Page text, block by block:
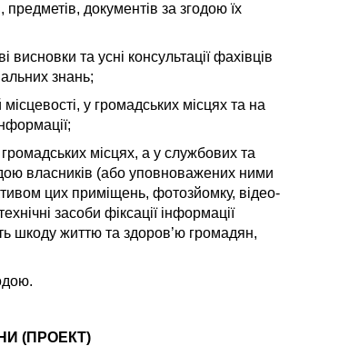
документів за згодою їх
та усні консультації фахівців
знань;
у громадських місцях та на
місцях, а у службових та
власників (або уповноважених ними
цих приміщень, фотозйомку, відео-
засоби фіксації інформації
шкоду життю та здоров’ю громадян,
(ПРОЕКТ)